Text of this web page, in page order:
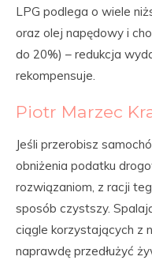
LPG podlega o wiele
oraz olej napędowy i
do 20%) – redukcja
rekompensuje.
Piotr Marzec
Jeśli przerobisz
obniżenia podatku
rozwiązaniom, z racji
sposób czystszy.
ciągle korzystających z
naprawdę przedłużyć